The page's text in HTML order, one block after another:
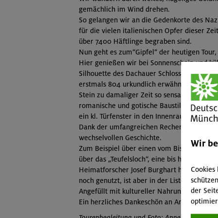
gemächlich im Wind drehen.
So gelangen wir an die Gedenkorte des
für die vielen italienischen Opfer dieser
über 7400 Häftlinge begraben sind.
Nun geht es zum“Gipfel“ der heutigen
Hier genießen wir bei Sonnenschein und
Silhouette des Dachauer Schlosses.
erstmals 804 urkundlich erwähnten kl.
Stein zu damaliger Zeit so sensationell
romanische und gotische Baustile. Wir
ein kl. Türfenster in den Innenraum lugen.
Dank der umfangreichen Recherche von
wechselvollen Geschichte.
Zum Beispiel über einen vom Bischof von
über das „Teufelsloch“, eine bis heute
Heimatforscher Josef Burghart hat die
noch genutzt, ist aber in der Liste der
Angefüllt mit kultureller Nahrung und
Ein herzliches Dankeschön an Anneliese
Wir
der